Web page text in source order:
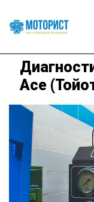
Ace